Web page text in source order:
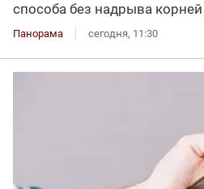
способа без надрыва корней
Панорама сегодня, 11:30